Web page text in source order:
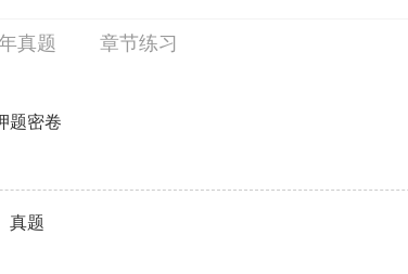
真题 章节练习
题密卷
真题